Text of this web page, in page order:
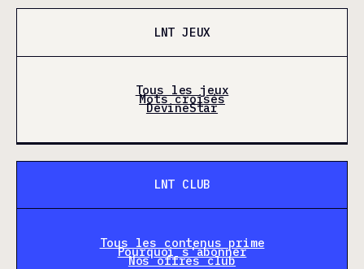
LNT JEUX
Tous les jeux
Mots croisés
DevineStar
LNT CLUB
Tous les contenus prime
Pourquoi s'abonner
Nos offres club